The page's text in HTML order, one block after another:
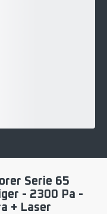
Serie 65
- 2300 Pa -
+ Laser